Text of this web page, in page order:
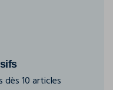
dès 10 articles